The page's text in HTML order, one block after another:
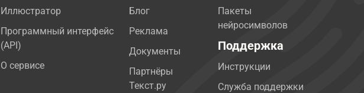
Иллюстратор
Программный интерфейс
(API)
О сервисе
Блог
Реклама
Документы
Партнёры
Текст.ру
Пакеты
нейросимволов
Поддержка
Инструкции
Служба поддержки